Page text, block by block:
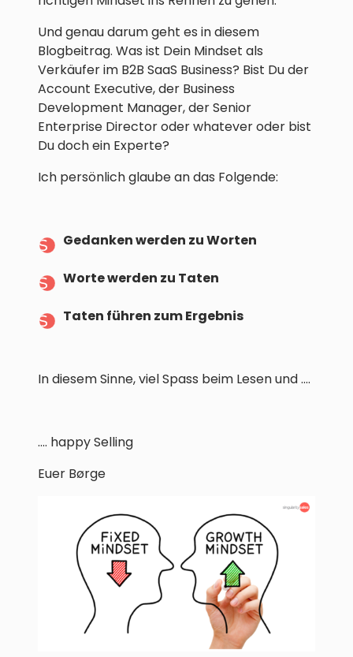
Und genau darum geht es in diesem
Blogbeitrag. Was ist Dein Mindset als
Verkäufer im B2B SaaS Business? Bist Du der
Account Executive, der Business
Development Manager, der Senior
Enterprise Director oder whatever oder bist
Du doch ein Experte?
Ich persönlich glaube an das Folgende:
Gedanken werden zu Worten
Worte werden zu Taten
Taten führen zum Ergebnis
In diesem Sinne, viel Spass beim Lesen und ....
.... happy Selling
Euer Børge